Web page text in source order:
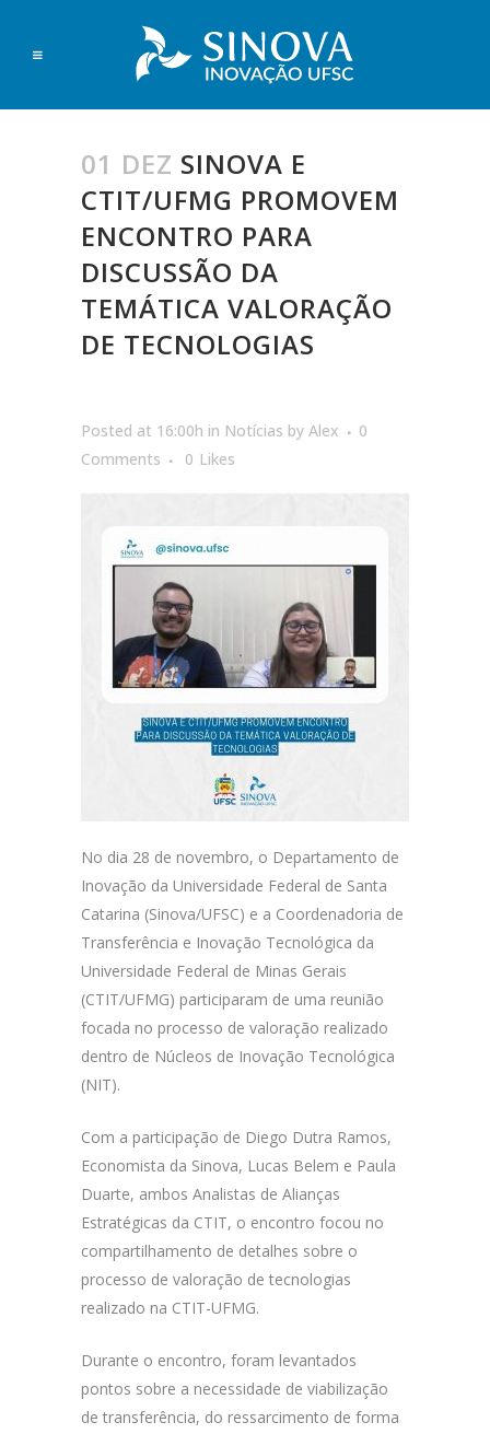
01 DEZ SINOVA E
CTIT/UFMG PROMOVEM
ENCONTRO PARA
DISCUSSÃO DA
TEMÁTICA VALORAÇÃO
DE TECNOLOGIAS
Posted at 16:00h in Notícias by Alex
0
Comments
0 Likes
No dia 28 de novembro, o Departamento de
Inovação da Universidade Federal de Santa
Catarina (Sinova/UFSC) e a Coordenadoria de
Transferência e Inovação Tecnológica da
Universidade Federal de Minas Gerais
(CTIT/UFMG) participaram de uma reunião
focada no processo de valoração realizado
dentro de Núcleos de Inovação Tecnológica
(NIT).
Com a participação de Diego Dutra Ramos,
Economista da Sinova, Lucas Belem e Paula
Duarte, ambos Analistas de Alianças
Estratégicas da CTIT, o encontro focou no
compartilhamento de detalhes sobre o
processo de valoração de tecnologias
realizado na CTIT-UFMG.
Durante o encontro, foram levantados
pontos sobre a necessidade de viabilização
de transferência, do ressarcimento de forma